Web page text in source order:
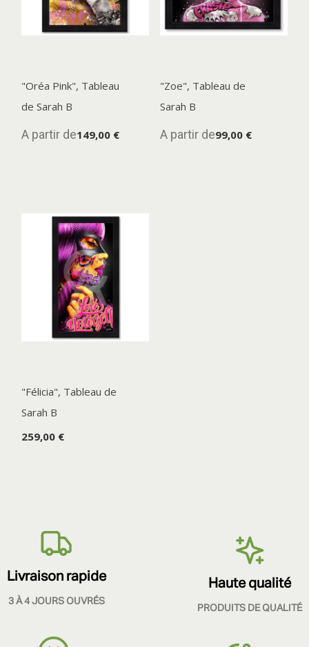
"Oréa Pink", Tableau
de Sarah B
A partir de149,00 €
"Zoe", Tableau de
Sarah B
A partir de99,00 €
"Félicia", Tableau de
Sarah B
259,00 €
Livraison rapide
3 À 4 JOURS OUVRÉS
Haute qualité
PRODUITS DE QUALITÉ